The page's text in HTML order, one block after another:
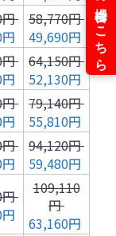
円 58,770円
49,690円
円 64,150円
52,130円
円 79,140円
55,810円
円 94,120円
59,480円
円
109,110
円
63,160円